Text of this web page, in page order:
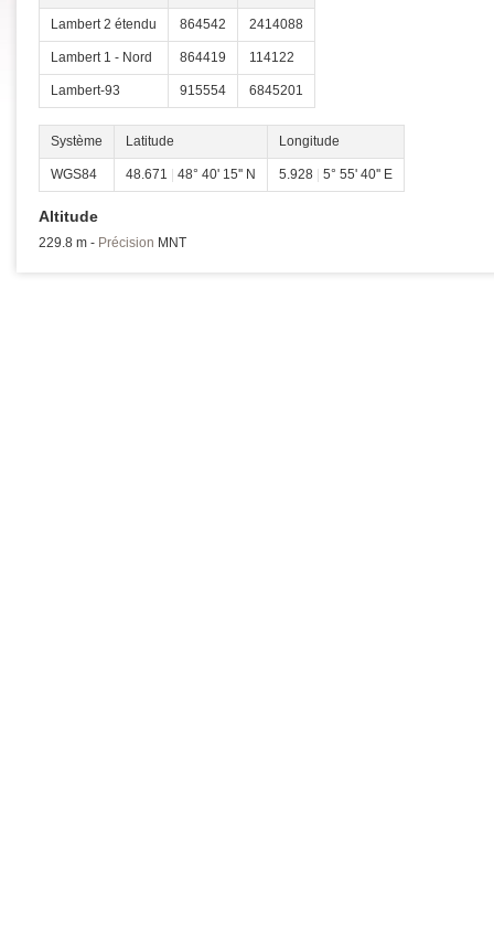
Lambert 2 étendu 864542 2414088
Lambert 1 - Nord 864419 114122
Lambert-93 915554 6845201
Système Latitude Longitude
WGS84 48.671 48° 40' 15'' N 5.928 5° 55' 40'' E
Altitude
229.8 m - Précision MNT